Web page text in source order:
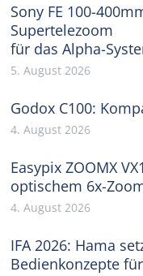
Sony FE 100-
Supertelezoom
für das Alpha-
5. August 2026
Godox C100:
4. August 2026
Easypix ZOOMX
optischem 6x-
4. August 2026
IFA 2026: Hama
Bedienkonzepte